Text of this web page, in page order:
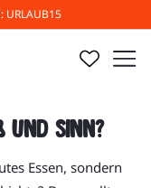
URLAUB15
und Sinn?
Essen, sondern